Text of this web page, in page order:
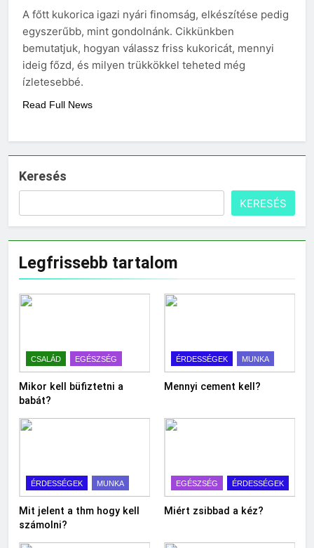
vérnyomás?
3 Nap Ezelőtt
A főtt kukorica igazi nyári finomság, elkészítése pedig
egyszerűbb, mint gondolnánk. Cikkünkben
bemutatjuk, hogyan válassz friss kukoricát, mennyi
ideig főzd, és milyen trükkökkel teheted még
ízletesebbé.
Read Full News
Keresés
KERESÉS
Legfrissebb tartalom
CSALÁD EGÉSZSÉG
Mikor kell büfiztetni a
babát?
ÉRDESSÉGEK MUNKA
Mennyi cement kell?
ÉRDESSÉGEK MUNKA
Mit jelent a thm hogy kell
számolni?
EGÉSZSÉG ÉRDESSÉGEK
Miért zsibbad a kéz?